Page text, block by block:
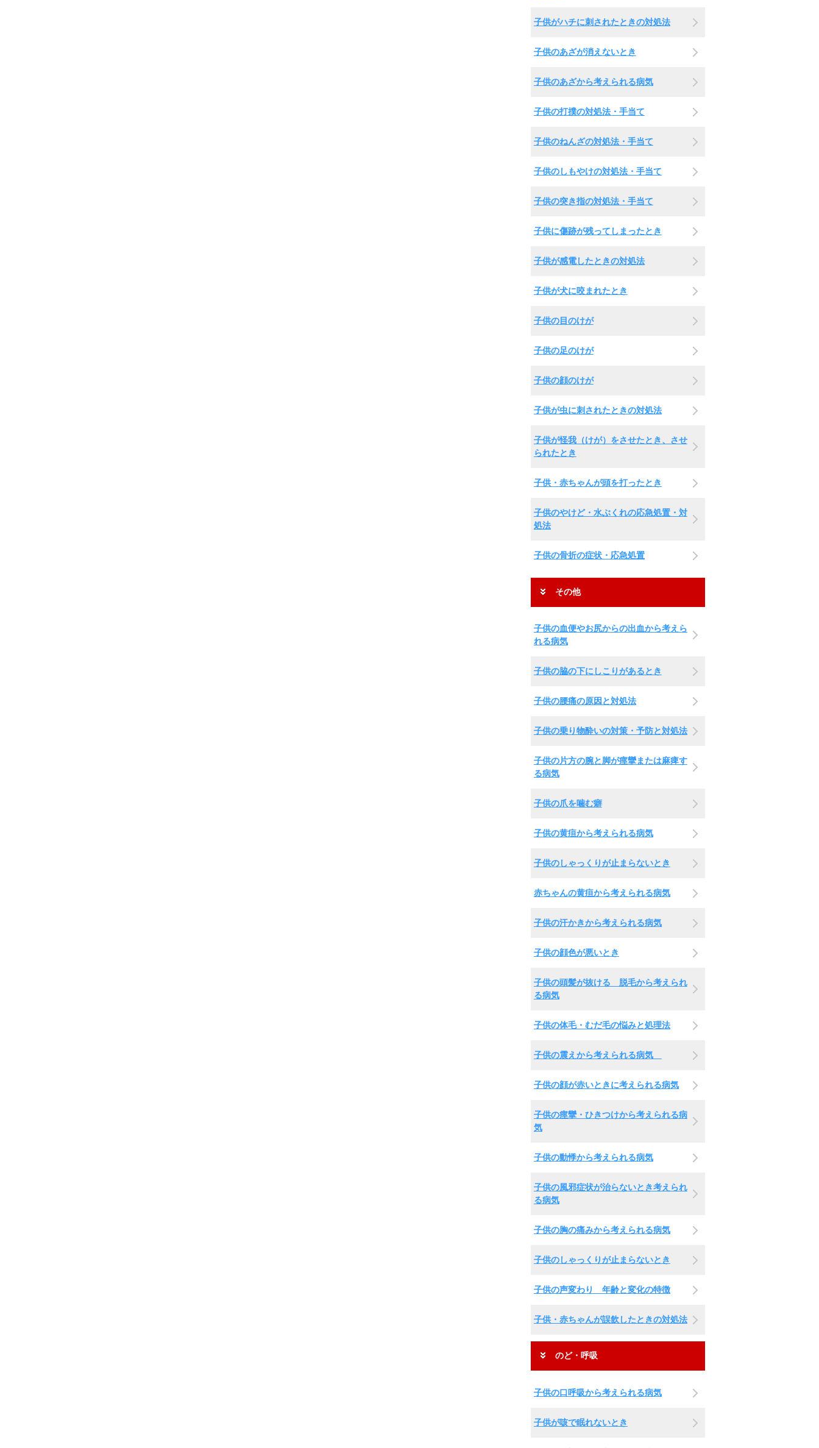
子供がハチに刺されたときの対処法
子供のあざが消えないとき
子供のあざから考えられる病気
子供の打撲の対処法・手当て
子供のねんざの対処法・手当て
子供のしもやけの対処法・手当て
子供の突き指の対処法・手当て
子供に傷跡が残ってしまったとき
子供が感電したときの対処法
子供が犬に咬まれたとき
子供の目のけが
子供の足のけが
子供の顔のけが
子供が虫に刺されたときの対処法
子供が怪我（けが）をさせたとき、させ
られたとき
子供・赤ちゃんが頭を打ったとき
子供のやけど・水ぶくれの応急処置・対
処法
子供の骨折の症状・応急処置
その他
子供の血便やお尻からの出血から考えら
れる病気
子供の脇の下にしこりがあるとき
子供の腰痛の原因と対処法
子供の乗り物酔いの対策・予防と対処法
子供の片方の腕と脚が痙攣または麻痺す
る病気
子供の爪を噛む癖
子供の黄疸から考えられる病気
子供のしゃっくりが止まらないとき
赤ちゃんの黄疸から考えられる病気
子供の汗かきから考えられる病気
子供の顔色が悪いとき
子供の頭髪が抜ける 脱毛から考えられ
る病気
子供の体毛・むだ毛の悩みと処理法
子供の震えから考えられる病気
子供の顔が赤いときに考えられる病気
子供の痙攣・ひきつけから考えられる病
気
子供の動悸から考えられる病気
子供の風邪症状が治らないとき考えられ
る病気
子供の胸の痛みから考えられる病気
子供のしゃっくりが止まらないとき
子供の声変わり 年齢と変化の特徴
子供・赤ちゃんが誤飲したときの対処法
のど・呼吸
子供の口呼吸から考えられる病気
子供が咳で眠れないとき